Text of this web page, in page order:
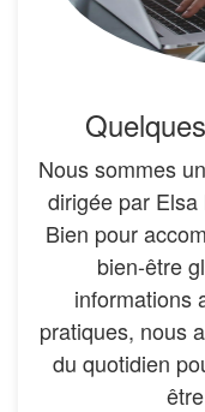
Nous sommes
dirigée par
Bien pour
bien-être
informations
pratiques, nous
du quotidien